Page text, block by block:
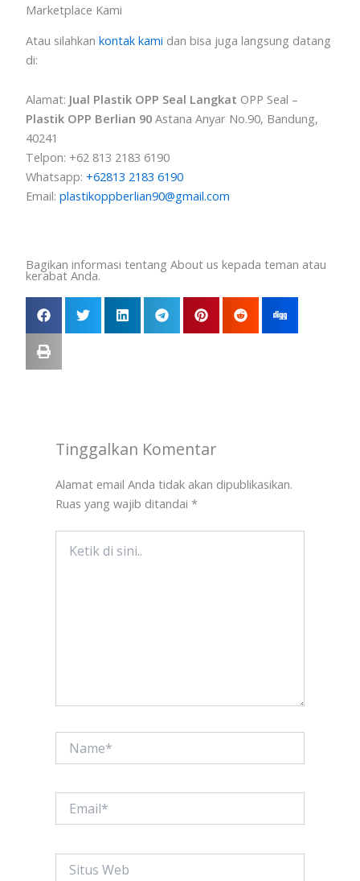
Marketplace Kami
Atau silahkankontak kami dan bisa juga langsung datang
di:
Alamat: Jual Plastik OPP Seal Langkat OPP Seal –
Plastik OPP Berlian 90 Astana Anyar No.90, Bandung,
40241
Telpon: +62 813 2183 6190
Whatsapp:+62813 2183 6190
Email:plastikoppberlian90@gmail.com
Bagikan informasi tentang About us kepada teman atau
kerabat Anda.
Tinggalkan Komentar
Alamat email Anda tidak akan dipublikasikan.
Ruas yang wajib ditandai *
Web